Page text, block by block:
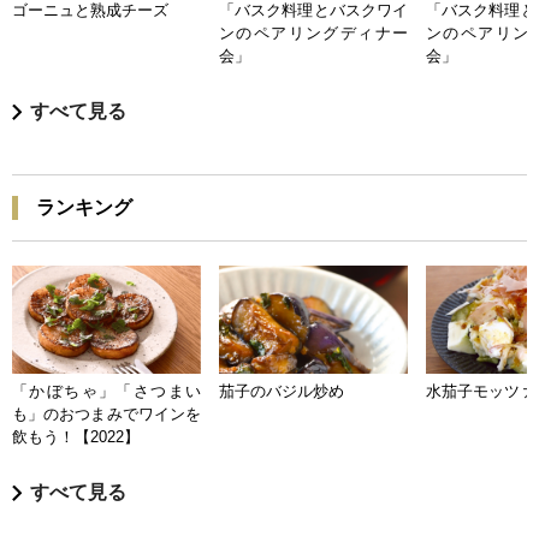
ゴーニュと熟成チーズ
「バスク料理とバスクワイ
ンのペアリングディナー
会」
「バスク料理
ンのペアリン
会」
すべて見る
ランキング
「かぼちゃ」「さつまい
も」のおつまみでワインを
飲もう！【2022】
茄子のバジル炒め 水茄子モッツァ
すべて見る